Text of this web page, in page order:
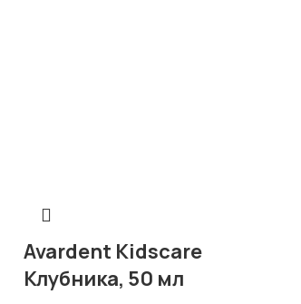
Avardent Kidscare
Клубника, 50 мл